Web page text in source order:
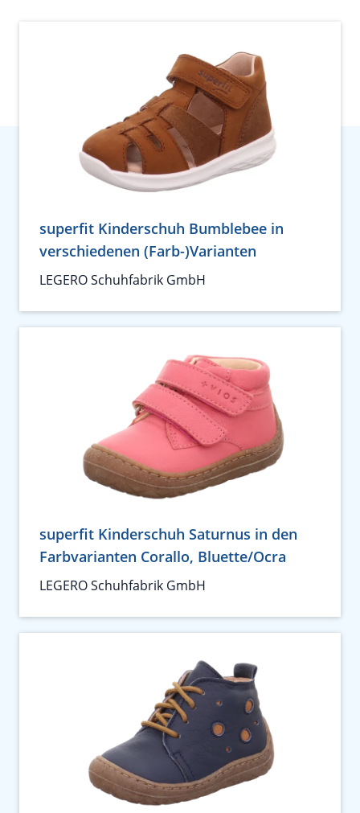
superfit Kinderschuh Bumblebee in
verschiedenen (Farb-)Varianten
LEGERO Schuhfabrik GmbH
superfit Kinderschuh Saturnus in den
Farbvarianten Corallo, Bluette/Ocra
LEGERO Schuhfabrik GmbH